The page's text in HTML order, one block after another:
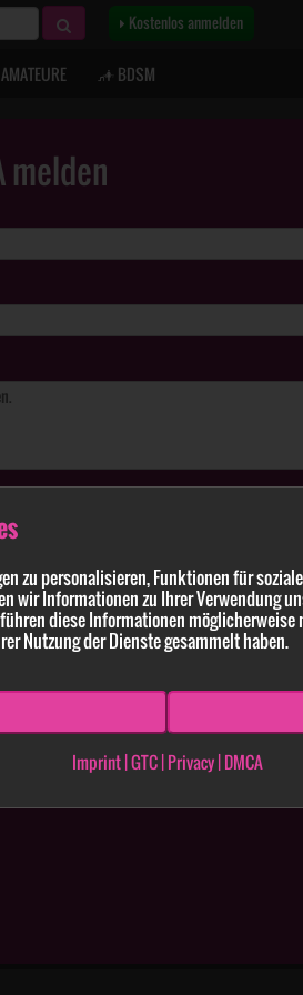
zu personalisieren, Funktionen für
wir Informationen zu Ihrer Verwendung
diese Informationen
Nutzung der Dienste gesammelt haben.
Imprint|GTC|Privacy|DMCA
Kostenlos anmelden
BDSM
melden
Angaben und Anführungen richtig und